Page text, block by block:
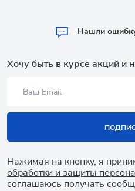
Hашли
Хочу быть в курсе акций и
Нажимая на кнопку, я
обработки и защиты
соглашаюсь получать